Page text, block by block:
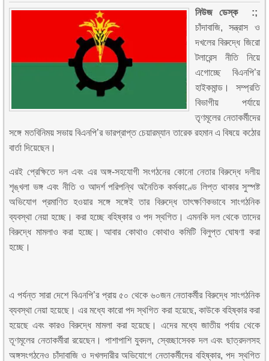
নিউজ ডেস্ক :;
চাঁদাবাজি, সন্ত্রাস ও
দখলের বিরুদ্ধে জিরো
টলারেন্স নীতি নিয়ে
এগোচ্ছে বিএনপি’র
হাইকমান্ড। সম্প্রতি
বিভাগীয় পর্যায়ে
তৃণমূলের নেতাকর্মীদের
সঙ্গে মতবিনিময় সভায় বিএনপি’র ভারপ্রাপ্ত চেয়ারম্যান তারেক রহমান এ বিষয়ে কঠোর
বার্তা দিয়েছেন।
এরই প্রেক্ষিতে দল এবং এর অঙ্গ-সহযোগী সংগঠনের কোনো নেতার বিরুদ্ধে দলীয়
শৃঙ্খলা ভঙ্গ এবং নীতি ও আদর্শ পরিপন্থি অনৈতিক কর্মকাণ্ডে লিপ্ত থাকার সুস্পষ্ট
অভিযোগ প্রমাণিত হওয়ার সঙ্গে সঙ্গেই তার বিরুদ্ধে তাৎক্ষণিকভাবে সাংগঠনিক
ব্যবস্থা নেয়া হচ্ছে। করা হচ্ছে বহিষ্কার ও পদ স্থগিত। এমনকি দল থেকে তাদের
বিরুদ্ধে মামলাও করা হচ্ছে। আবার কোথাও কোথাও কমিটি বিলুপ্ত ঘোষণা করা
হচ্ছে।
এ পর্যন্ত সারা দেশে বিএনপি’র প্রায় ৫০ থেকে ৬০জন নেতাকর্মীর বিরুদ্ধে সাংগঠনিক
ব্যবস্থা নেয়া হয়েছে। এর মধ্যে কারো পদ স্থগিত করা হয়েছে, কাউকে বহিষ্কার করা
হয়েছে এবং কারও বিরুদ্ধে মামলা করা হয়েছে। এদের মধ্যে জাতীয় পর্যায় থেকে
তূণমূলের নেতাকর্মীরা রয়েছেন। পাশাপাশি যুবদল, স্বেচ্ছাসেবক দল এবং ছাত্রদলসহ
অঙ্গসংগঠনেও চাঁদাবাজি ও দখলদারীর অভিযোগে নেতাকর্মীদের বহিষ্কার, পদ স্থগিত